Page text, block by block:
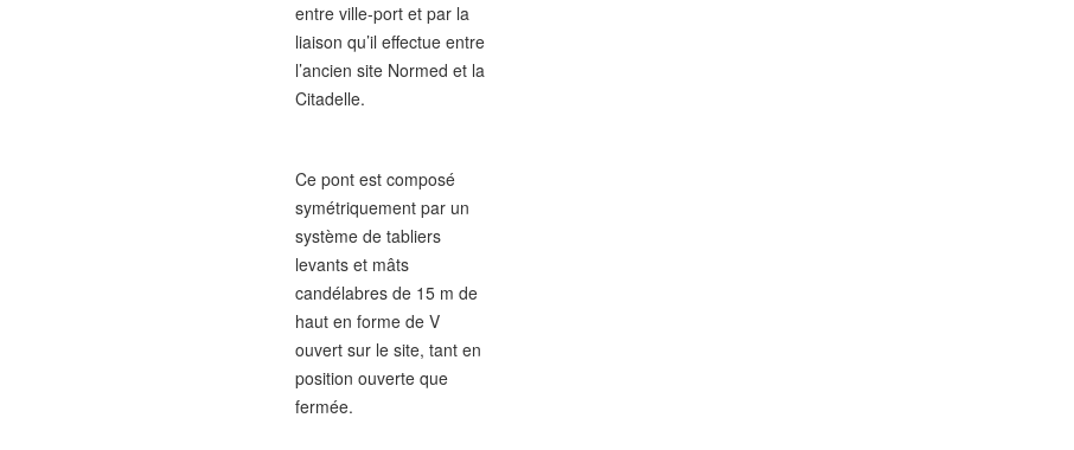
entre ville-port et par la
liaison qu’il effectue entre
l’ancien site Normed et la
Citadelle.
Ce pont est composé
symétriquement par un
système de tabliers
levants et mâts
candélabres de 15 m de
haut en forme de V
ouvert sur le site, tant en
position ouverte que
fermée.